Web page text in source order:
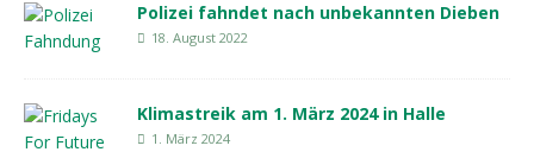
Polizei fahndet nach unbekannten Dieben
18. August 2022
Klimastreik am 1. März 2024 in Halle
1. März 2024